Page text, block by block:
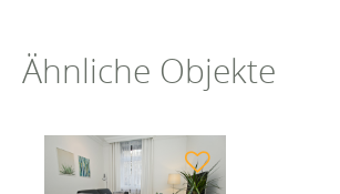
Ähnliche Objekte